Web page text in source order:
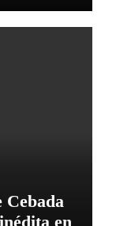
Cebada
en